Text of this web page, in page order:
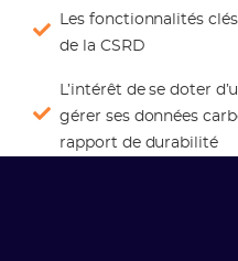
Les fonctionnalités
de la CSRD
L’intérêt de se doter
gérer ses données
rapport de durabilité